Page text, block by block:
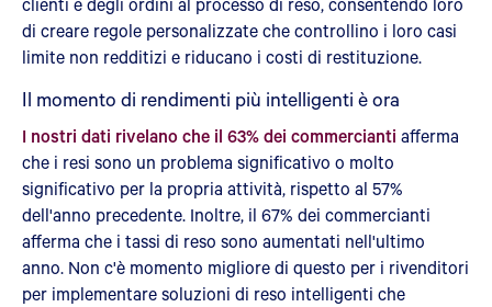
di creare regole personalizzate che controllino i loro casi
limite non redditizi e riducano i costi di restituzione.
Il momento di rendimenti più intelligenti è ora
I nostri dati rivelano che il 63% dei commercianti afferma
che i resi sono un problema significativo o molto
significativo per la propria attività, rispetto al 57%
dell'anno precedente. Inoltre, il 67% dei commercianti
afferma che i tassi di reso sono aumentati nell'ultimo
anno. Non c'è momento migliore di questo per i rivenditori
per implementare soluzioni di reso intelligenti che